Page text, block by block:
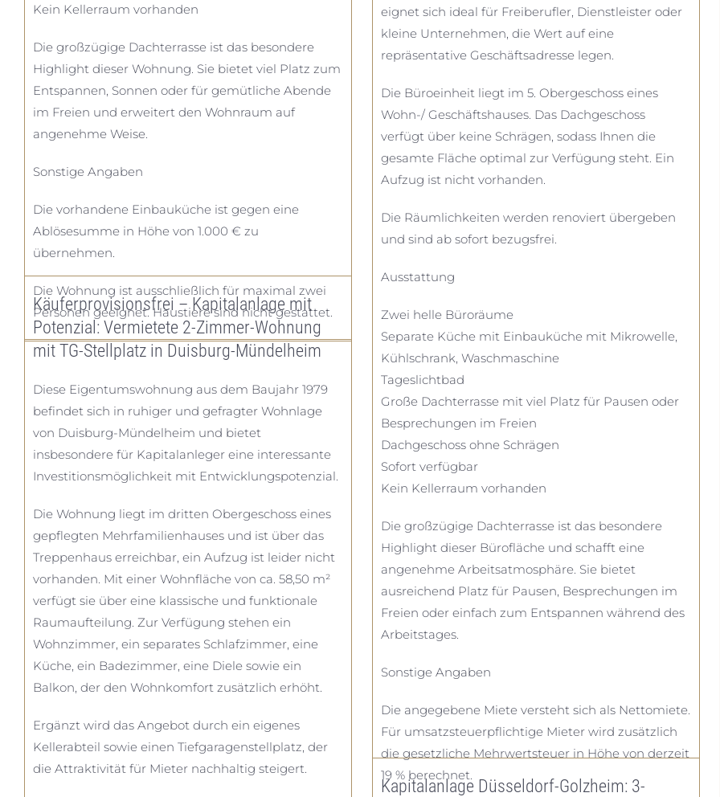
Kein Kellerraum vorhanden
Die großzügige Dachterrasse ist das besondere
Highlight dieser Wohnung. Sie bietet viel Platz zum
Entspannen, Sonnen oder für gemütliche Abende
im Freien und erweitert den Wohnraum auf
angenehme Weise.
Sonstige Angaben
Die vorhandene Einbauküche ist gegen eine
Ablösesumme in Höhe von 1.000 € zu
übernehmen.
Die Wohnung ist ausschließlich für maximal zwei
Personen geeignet. Haustiere sind nicht gestattet.
eignet sich ideal für Freiberufler, Dienstleister oder
kleine Unternehmen, die Wert auf eine
repräsentative Geschäftsadresse legen.
Die Büroeinheit liegt im 5. Obergeschoss eines
Wohn-/ Geschäftshauses. Das Dachgeschoss
verfügt über keine Schrägen, sodass Ihnen die
gesamte Fläche optimal zur Verfügung steht. Ein
Aufzug ist nicht vorhanden.
Die Räumlichkeiten werden renoviert übergeben
und sind ab sofort bezugsfrei.
Ausstattung
Zwei helle Büroräume
Separate Küche mit Einbauküche mit Mikrowelle,
Kühlschrank, Waschmaschine
Tageslichtbad
Große Dachterrasse mit viel Platz für Pausen oder
Besprechungen im Freien
Dachgeschoss ohne Schrägen
Sofort verfügbar
Kein Kellerraum vorhanden
Die großzügige Dachterrasse ist das besondere
Highlight dieser Bürofläche und schafft eine
angenehme Arbeitsatmosphäre. Sie bietet
ausreichend Platz für Pausen, Besprechungen im
Freien oder einfach zum Entspannen während des
Arbeitstages.
Sonstige Angaben
Die angegebene Miete versteht sich als Nettomiete.
Für umsatzsteuerpflichtige Mieter wird zusätzlich
die gesetzliche Mehrwertsteuer in Höhe von derzeit
19 % berechnet.
Käuferprovisionsfrei – Kapitalanlage mit
Potenzial: Vermietete 2-Zimmer-Wohnung
mit TG-Stellplatz in Duisburg-Mündelheim
Diese Eigentumswohnung aus dem Baujahr 1979
befindet sich in ruhiger und gefragter Wohnlage
von Duisburg-Mündelheim und bietet
insbesondere für Kapitalanleger eine interessante
Investitionsmöglichkeit mit Entwicklungspotenzial.
Die Wohnung liegt im dritten Obergeschoss eines
gepflegten Mehrfamilienhauses und ist über das
Treppenhaus erreichbar, ein Aufzug ist leider nicht
vorhanden. Mit einer Wohnfläche von ca. 58,50 m²
verfügt sie über eine klassische und funktionale
Raumaufteilung. Zur Verfügung stehen ein
Wohnzimmer, ein separates Schlafzimmer, eine
Küche, ein Badezimmer, eine Diele sowie ein
Balkon, der den Wohnkomfort zusätzlich erhöht.
Ergänzt wird das Angebot durch ein eigenes
Kellerabteil sowie einen Tiefgaragenstellplatz, der
die Attraktivität für Mieter nachhaltig steigert.
Kapitalanlage Düsseldorf-Golzheim: 3-